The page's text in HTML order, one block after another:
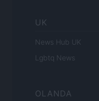
UK
News Hub UK
Lgbtq News
OLANDA